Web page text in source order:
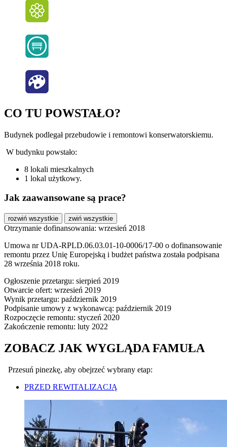
CO TU POWSTAŁO?
Budynek podlegał przebudowie i remontowi konserwatorskiemu.
W budynku powstało:
8 lokali mieszkalnych
1 lokal użytkowy.
Jak zaawansowane są prace?
rozwiń wszystkie zwiń wszystkie
Otrzymanie dofinansowania: wrzesień 2018
Umowa nr UDA-RPLD.06.03.01-10-0006/17-00 o dofinansowanie
remontu przez Unię Europejską i budżet państwa została podpisana
28 września 2018 roku.
Ogłoszenie przetargu: sierpień 2019
Otwarcie ofert: wrzesień 2019
Wynik przetargu: październik 2019
Podpisanie umowy z wykonawcą: październik 2019
Rozpoczęcie remontu: styczeń 2020
Zakończenie remontu: luty 2022
ZOBACZ JAK WYGLĄDA FAMUŁA
Przesuń pinezkę, aby obejrzeć wybrany etap:
PRZED REWITALIZACJĄ